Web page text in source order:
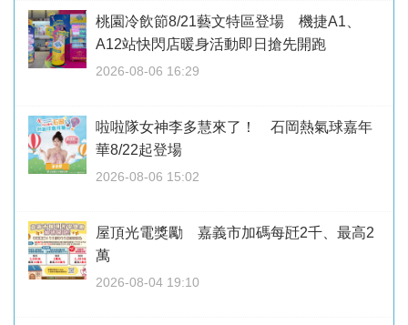
桃園冷飲節8/21藝文特區登場 機捷A1、
A12站快閃店暖身活動即日搶先開跑
2026-08-06 16:29
啦啦隊女神李多慧來了！ 石岡熱氣球嘉年
華8/22起登場
2026-08-06 15:02
屋頂光電獎勵 嘉義市加碼每瓩2千、最高2
萬
2026-08-04 19:10